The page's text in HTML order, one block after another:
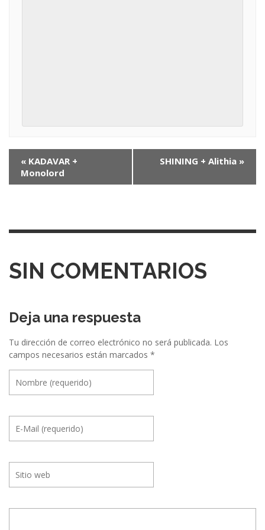
g
c
ó
e
n
t
r
e
e
n
« KADAVAR +
Monolord
SHINING + Alithia »
SIN COMENTARIOS
Deja una respuesta
Tu dirección de correo electrónico no será publicada. Los
campos necesarios están marcados *